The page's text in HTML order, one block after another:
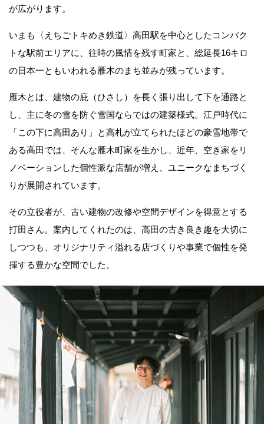
が広がります。
いまも〈えちごトキめき鉄道〉高田駅を中心としたコンパク
トな駅前エリアに、往時の風情を残す町家と、総延長16キロ
の日本一ともいわれる雁木のまち並みが残っています。
雁木とは、建物の庇（ひさし）を長く張り出して下を通路と
し、主に冬の雪を防ぐ雪国ならではの建築様式。江戸時代に
「この下に高田あり」と高札が立てられたほどの豪雪地帯で
ある高田では、そんな雁木町家を生かし、近年、空き家をリ
ノベーションした個性派な店舗が増え、ユニークなまちづく
りが展開されています。
その立役者が、古い建物の改修や空間デザインを得意とする
打田さん。案内してくれたのは、高田の古き良き趣を大切に
しつつも、オリジナリティ溢れる店づくりや事業で個性を発
揮する豊かな空間でした。